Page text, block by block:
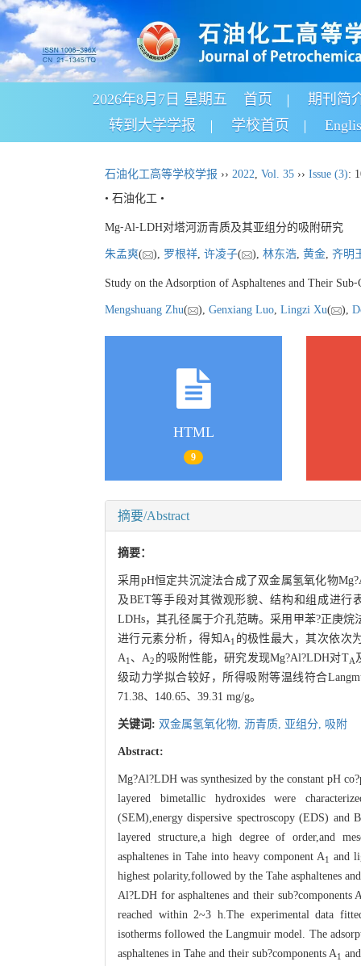
2026年8月7日 星期五 首页
期刊简
转到大学学报
学校首页
石油化工高等学校学报 ›› 2022, Vol. 35 ›› Issue (3):
• 石油化工 •
Mg⁃Al⁃LDH对塔河沥青质及其亚组分的吸附研究
朱孟爽( ), 罗根祥, 许凌子( ), 林东浩, 黄金, 齐明
Study on the Adsorption of Asphaltenes and Their
Mengshuang Zhu( ), Genxiang Luo, Lingzi Xu( ),
HTML
9
摘要/Abstract
摘要：
采用pH恒定共沉淀法合成了双金属氢氧化物
及BET等手段对其微观形貌、结构和组成进
LDHs，其孔径属于介孔范畴。采用甲苯?正庚烷
进行元素分析，得知A1 的极性最大，其次依次
A1 、A2 的吸附性能，研究发现Mg?Al?LDH对TA
级动力学拟合较好，所得吸附等温线符合
71.38、140.65、39.31 mg/g。
关键词: 双金属氢氧化物, 沥青质, 亚组分, 吸附
Abstract:
Mg?Al?LDH was synthesized by the constant pH
layered bimetallic hydroxides were
(SEM),energy dispersive spectroscopy (EDS) and
layered structure,a high degree of order,and
asphaltenes in Tahe into heavy component A1
and
highest polarity,followed by the Tahe asphaltenes
Al?LDH for asphaltenes and their sub?components
reached within 2~3 h.The experimental data
isotherms followed the Langmuir model. The
asphaltenes in Tahe and their sub?components A1